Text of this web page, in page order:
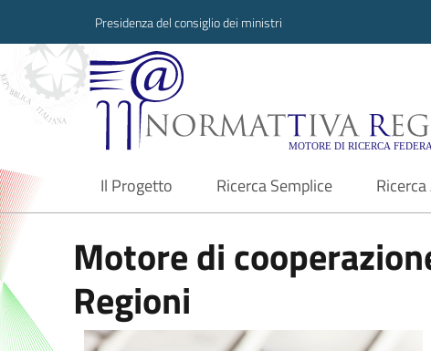
Presidenza del consiglio dei ministri
Normattiva
Il Progetto
current Ricerca Semplice
Motore di
Regioni